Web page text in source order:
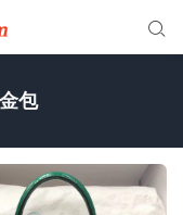

包